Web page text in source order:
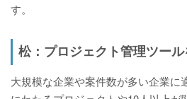
す。
松：プロジェクト管理ツー
大規模な企業や案件数が多い企業に